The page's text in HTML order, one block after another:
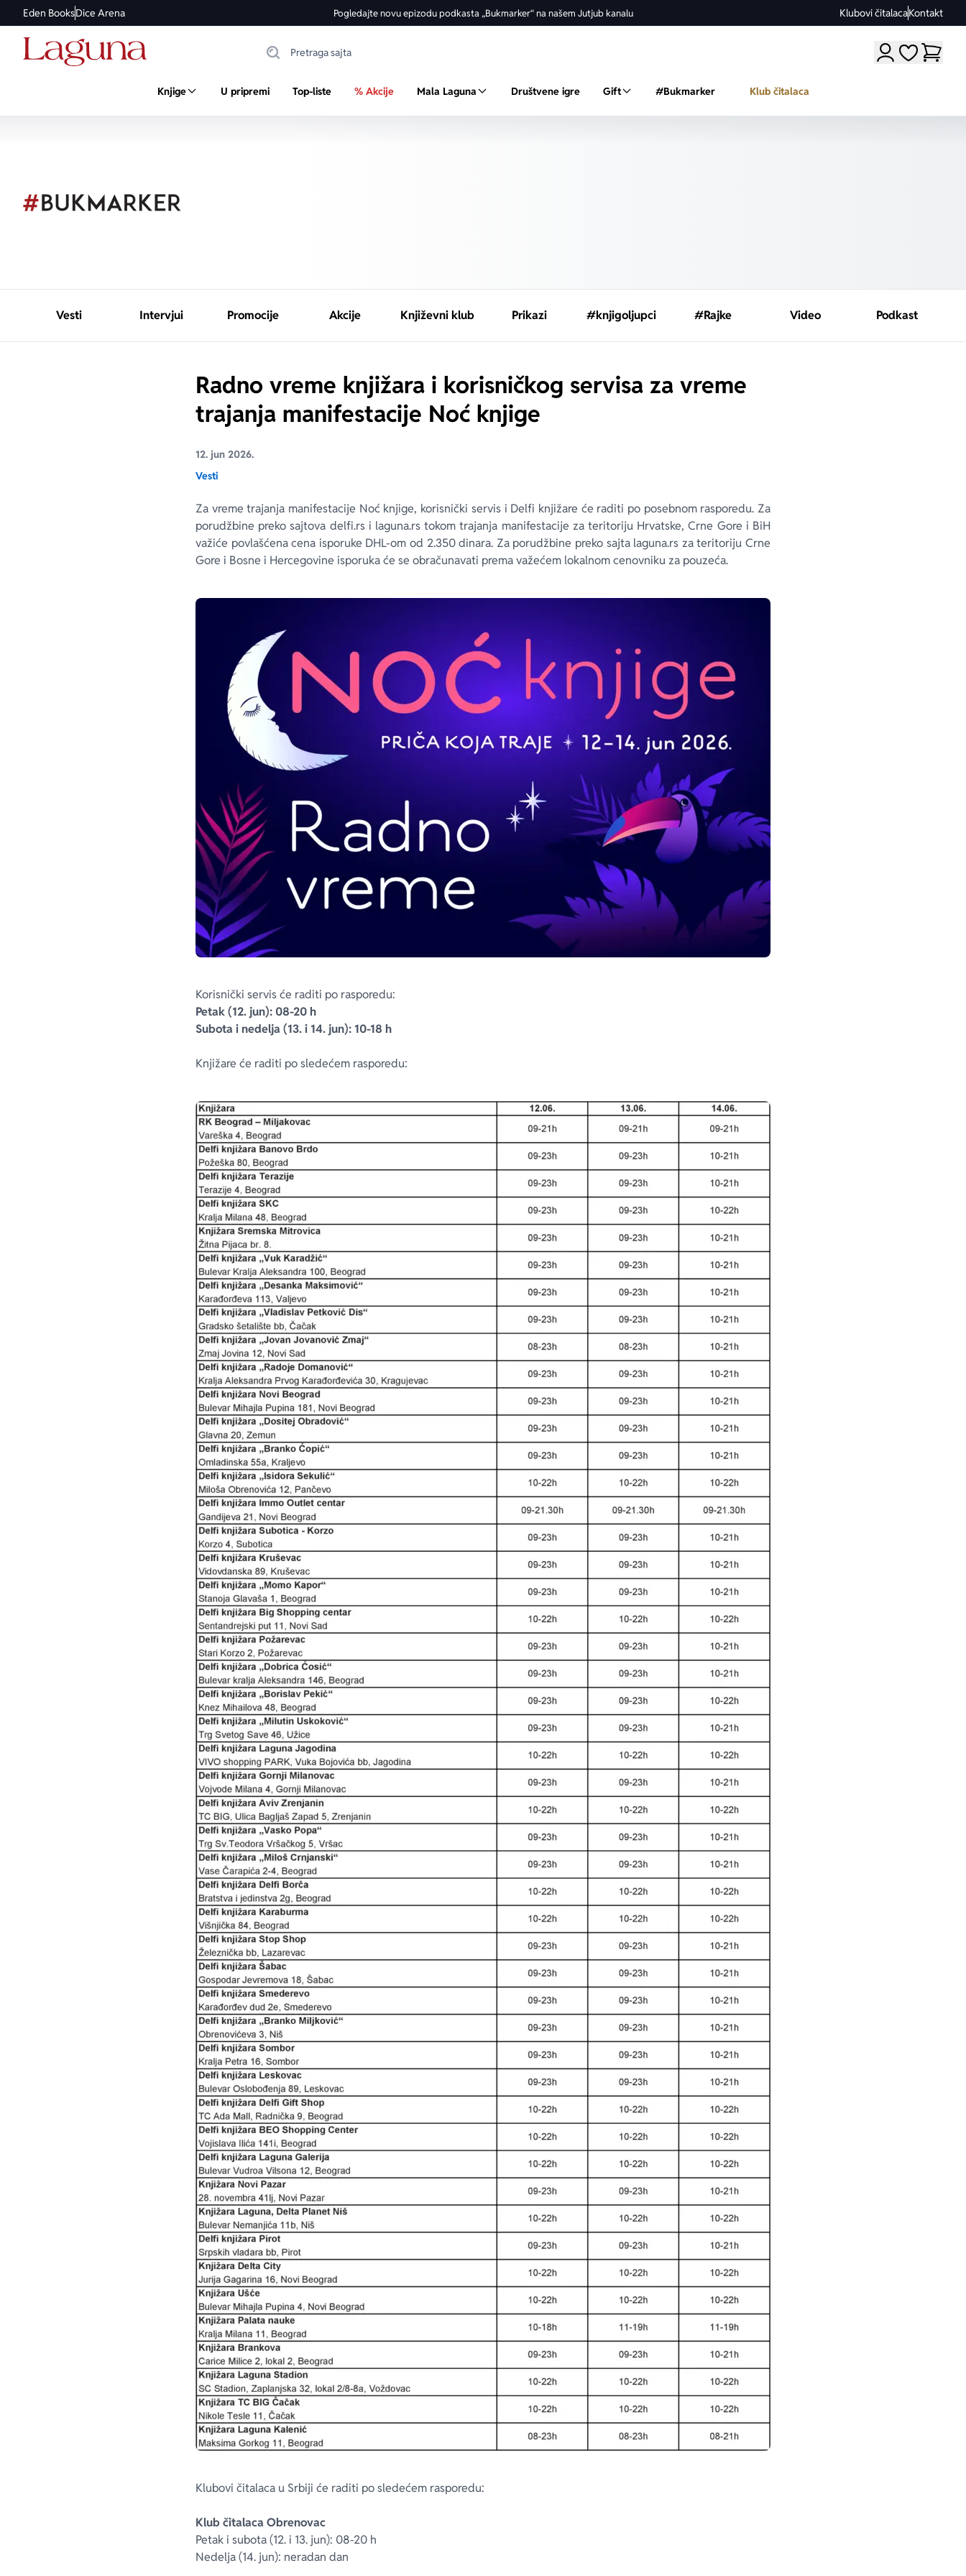
Eden BooksDice Arena Pogledajte novu epizodu podkasta „Bukmarker“ na našem Jutjub kanalu Klubovi čitalacaKontakt
Moji omiljeni
Knjige U pripremi Top-liste % Akcije Mala Laguna Društvene igre Gift #Bukmarker Klub čitalaca
Vesti Intervjui Promocije Akcije Književni klub Prikazi #knjigoljupci #Rajke Video Podkast
Radno vreme knjižara i korisničkog servisa za vreme
trajanja manifestacije Noć knjige
12. jun 2026.
Vesti
Za vreme trajanja manifestacije Noć knjige, korisnički servis i Delfi knjižare će raditi po posebnom rasporedu. Za
porudžbine preko sajtova delfi.rs i laguna.rs tokom trajanja manifestacije za teritoriju Hrvatske, Crne Gore i BiH
važiće povlašćena cena isporuke DHL-om od 2.350 dinara. Za porudžbine preko sajta laguna.rs za teritoriju Crne
Gore i Bosne i Hercegovine isporuka će se obračunavati prema važećem lokalnom cenovniku za pouzeća.
Korisnički servis će raditi po rasporedu:
Petak (12. jun): 08-20 h
Subota i nedelja (13. i 14. jun): 10-18 h
Knjižare će raditi po sledećem rasporedu:
Klubovi čitalaca u Srbiji će raditi po sledećem rasporedu:
Klub čitalaca Obrenovac
Petak i subota (12. i 13. jun): 08-20 h
Nedelja (14. jun): neradan dan